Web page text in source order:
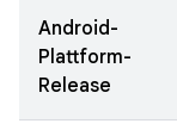
Android-
Plattform-
Release